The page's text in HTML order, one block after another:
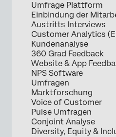
Umfrage Plattform
Einbindung der
Austritts Interviews
Customer Analytics
Kundenanalyse
360 Grad Feedback
Website & App
NPS Software
Umfragen
Marktforschung
Voice of Customer
Pulse Umfragen
Conjoint Analyse
Diversity, Equity &